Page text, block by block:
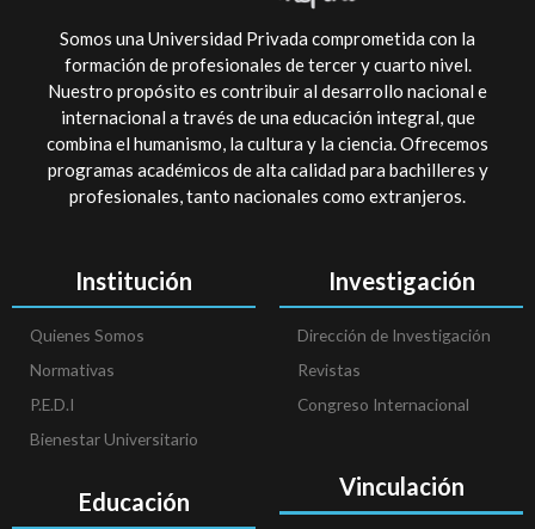
Somos una Universidad Privada comprometida con la
formación de profesionales de tercer y cuarto nivel.
Nuestro propósito es contribuir al desarrollo nacional e
internacional a través de una educación integral, que
combina el humanismo, la cultura y la ciencia. Ofrecemos
programas académicos de alta calidad para bachilleres y
profesionales, tanto nacionales como extranjeros.
Institución
Quienes Somos
Normativas
P.E.D.I
Bienestar Universitario
Educación
Investigación
Dirección de Investigación
Revistas
Congreso Internacional
Vinculación